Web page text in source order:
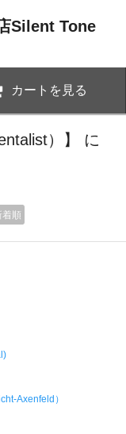
Silent Tone
カートを見る
）】 に
着順
Axenfeld）